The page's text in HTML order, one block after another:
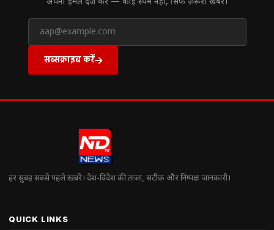
अपना ईमेल दर्ज करें — कोई स्पैम नहीं, सिर्फ ज़रूरी खबरें।
सब्सक्राइब करें
हर सुबह सबसे पहले खबरें। देश-विदेश की ताज़ा, सटीक और निष्पक्ष जानकारी।
QUICK LINKS